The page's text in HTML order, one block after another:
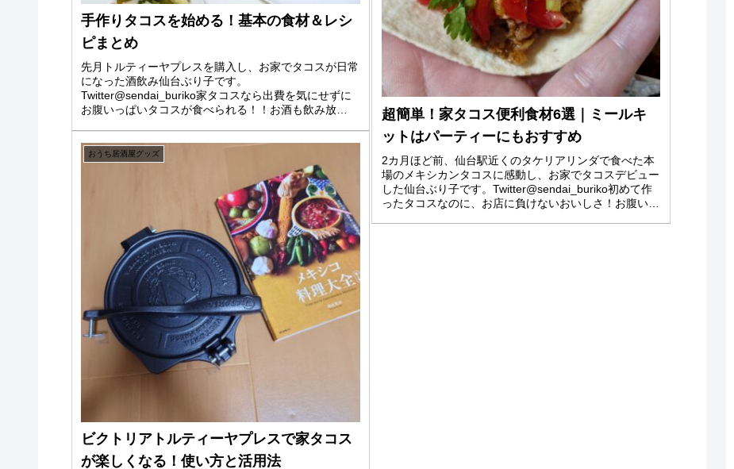
手作りタコスを始める！基本の食材＆レシ
ピまとめ
先月トルティーヤプレスを購入し、お家でタコスが日常
になった酒飲み仙台ぶり子です。
Twitter@sendai_buriko家タコスなら出費を気にせずに
お腹いっぱいタコスが食べられる！！お酒も飲み放
超簡単！家タコス便利食材6選｜ミールキ
ットはパーティーにもおすすめ
2カ月ほど前、仙台駅近くのタケリアリンダで食べた本
場のメキシカンタコスに感動し、お家でタコスデビュー
した仙台ぶり子です。Twitter@sendai_buriko初めて作
ったタコスなのに、お店に負けないおいしさ！お腹いっ
おうち居酒屋グッズ
ビクトリアトルティーヤプレスで家タコス
が楽しくなる！使い方と活用法